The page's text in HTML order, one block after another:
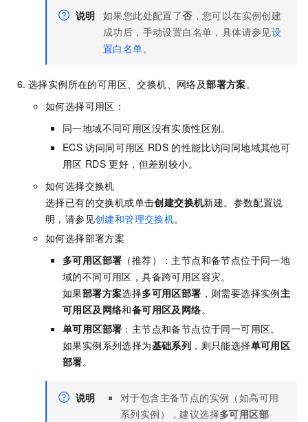
说明 如果您此处配置了否，您可以在实例创建
成功后，手动设置白名单，具体请参见设
置白名单。
选择实例所在的可用区、交换机、网络及部署方案。
如何选择可用区：
同一地域不同可用区没有实质性区别。
ECS 访问同可用区 RDS 的性能比访问同地域其他可
用区 RDS 更好，但差别较小。
如何选择交换机
选择已有的交换机或单击创建交换机新建。参数配置说
明，请参见创建和管理交换机。
如何选择部署方案
多可用区部署 （推荐）：主节点和备节点位于同一地
域的不同可用区，具备跨可用区容灾。
如果部署方案选择多可用区部署 ，则需要选择实例主
可用区及网络和备可用区及网络。
单可用区部署 ：主节点和备节点位于同一可用区。
如果实例系列选择为基础系列 ，则只能选择单可用区
部署。
说明
对于包含主备节点的实例（如高可用
系列实例），建议选择多可用区部